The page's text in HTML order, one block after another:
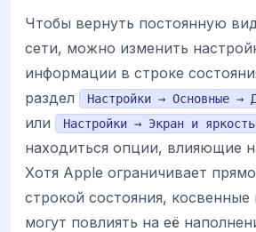
Чтобы вернуть постоянную
сети, можно изменить
информации в строке
раздел
Настройки → Основные →
или Настройки → Экран и яркость
находиться опции, влияющие
Хотя Apple ограничивает
строкой состояния, косвенные
могут повлиять на её